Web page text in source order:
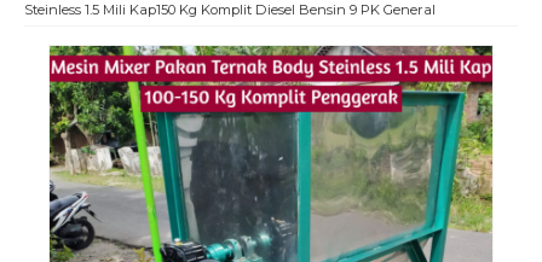
Steinless 1.5 Mili Kap150 Kg Komplit Diesel Bensin 9 PK General